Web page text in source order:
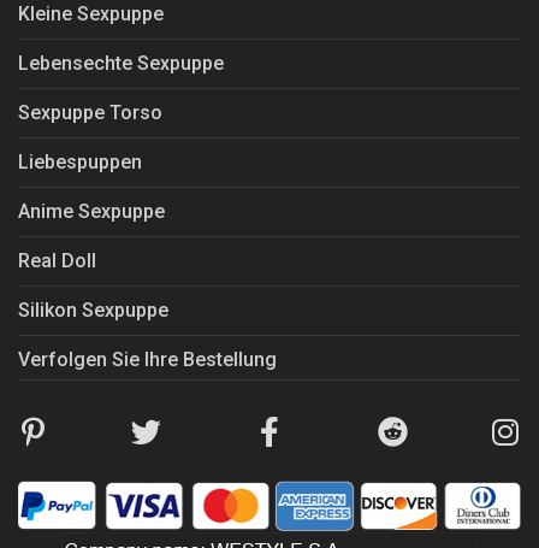
Kleine Sexpuppe
Lebensechte Sexpuppe
Sexpuppe Torso
Liebespuppen
Anime Sexpuppe
Real Doll
Silikon Sexpuppe
Verfolgen Sie Ihre Bestellung